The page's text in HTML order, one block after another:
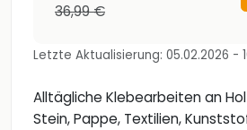
36,99 €
Letzte Aktualisierung: 05.02.2026 -
Alltägliche Klebearbeiten an
Stein, Pappe, Textilien,